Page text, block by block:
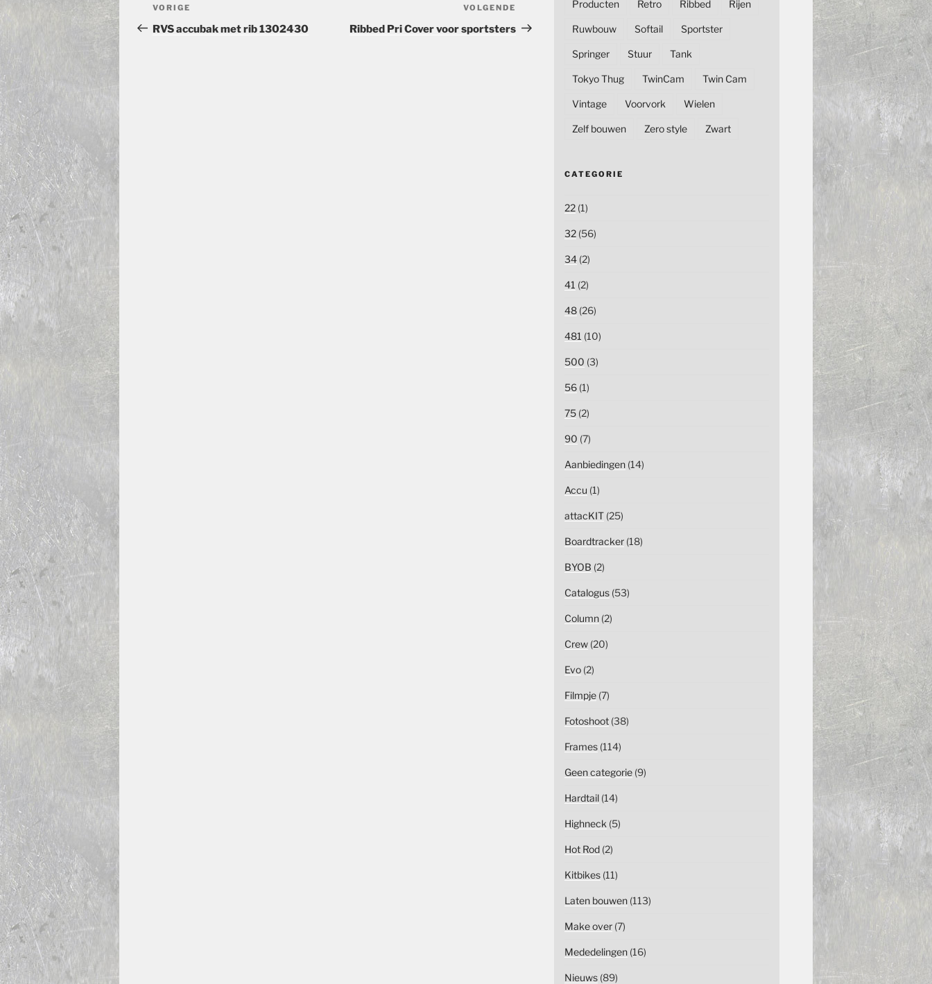
navigatie
Vorig
bericht
VORIGE
RVS accubak met rib 1302430
bericht
VOLGENDE
Ribbed Pri Cover voor sportsters
Producten Retro Ribbed Rijen
Ruwbouw Softail Sportster
Springer Stuur Tank
Tokyo Thug TwinCam Twin Cam
Vintage Voorvork Wielen
Zelf bouwen Zero style Zwart
CATEGORIE
22(1)
32(56)
34(2)
41 (2)
48(26)
481 (10)
500 (3)
56(1)
75(2)
90 (7)
Aanbiedingen(14)
Accu (1)
attacKIT(25)
Boardtracker(18)
BYOB (2)
Catalogus(53)
Column(2)
Crew(20)
Evo(2)
Filmpje(7)
Fotoshoot(38)
Frames(114)
Geen categorie(9)
Hardtail(14)
Highneck (5)
Hot Rod(2)
Kitbikes(11)
Laten bouwen(113)
Make over(7)
Mededelingen(16)
Nieuws(89)